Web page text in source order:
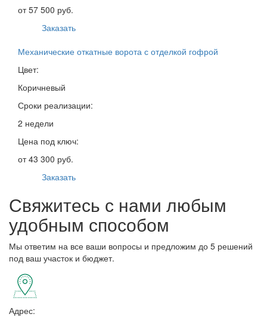
от 57 500 руб.
Заказать
Механические откатные ворота с отделкой гофрой
Цвет:
Коричневый
Сроки реализации:
2 недели
Цена под ключ:
от 43 300 руб.
Заказать
Свяжитесь с нами любым
удобным способом
Мы ответим на все ваши вопросы и предложим до 5 решений
под ваш участок и бюджет.
Адрес: